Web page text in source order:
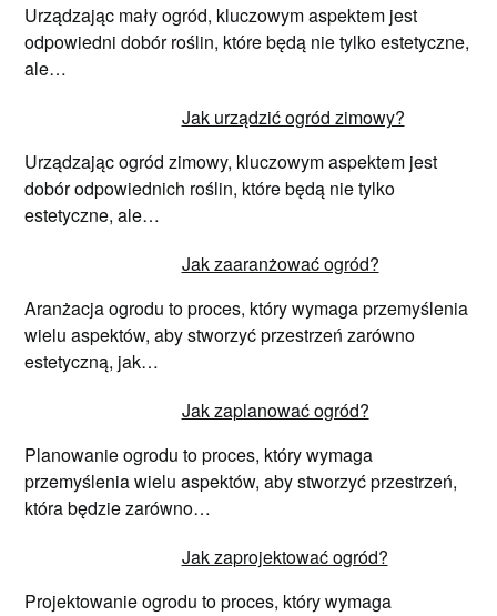
Urządzając mały ogród, kluczowym aspektem jest
odpowiedni dobór roślin, które będą nie tylko estetyczne,
ale…
Jak urządzić ogród zimowy?
Urządzając ogród zimowy, kluczowym aspektem jest
dobór odpowiednich roślin, które będą nie tylko
estetyczne, ale…
Jak zaaranżować ogród?
Aranżacja ogrodu to proces, który wymaga przemyślenia
wielu aspektów, aby stworzyć przestrzeń zarówno
estetyczną, jak…
Jak zaplanować ogród?
Planowanie ogrodu to proces, który wymaga
przemyślenia wielu aspektów, aby stworzyć przestrzeń,
która będzie zarówno…
Jak zaprojektować ogród?
Projektowanie ogrodu to proces, który wymaga